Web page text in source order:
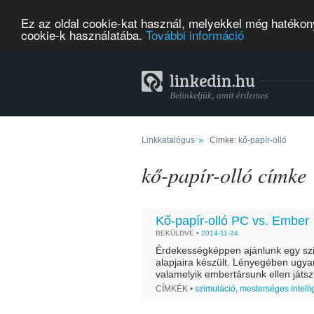
Ez az oldal cookie-kat használ, melyekkel még
cookie-k használatába. További információ
Linkkatalógus » Cimke: kő-papír-olló
kő-papír-olló címke
Kő-papír-olló PC vs. Ember
BEKÜLDVE • 2014-11-24
Érdekességképpen ajánlunk egy
alapjaira készült. Lényegében
valamelyik embertársunk ellen
erősebb a kőnél, az olló pedig
CÍMKÉK • szimuláció, mesterséges